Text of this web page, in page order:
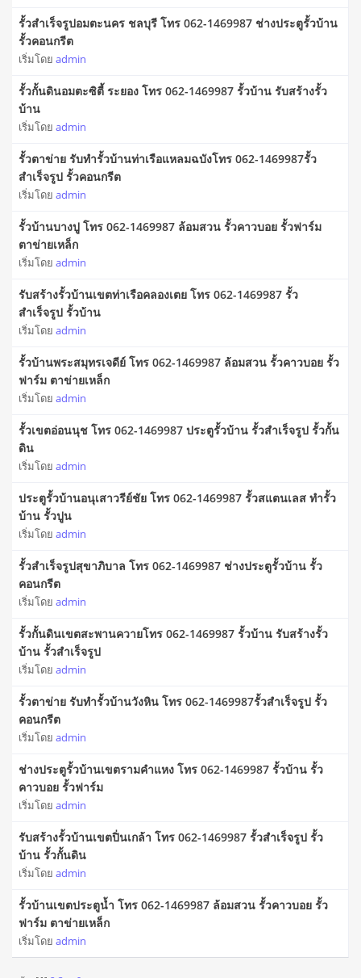
รั้วสําเร็จรูปอมตะนคร ชลบุรี โทร 062-1469987 ช่างประตูรั้วบ้าน
รั้วคอนกรีต
เริ่มโดย admin
รั้วกั้นดินอมตะซิตี้ ระยอง โทร 062-1469987 รั้วบ้าน รับสร้างรั้ว
บ้าน
เริ่มโดย admin
รั้วตาข่าย รับทำรั้วบ้านท่าเรือแหลมฉบังโทร 062-1469987รั้ว
สำเร็จรูป รั้วคอนกรีต
เริ่มโดย admin
รั้วบ้านบางปู โทร 062-1469987 ล้อมสวน รั้วคาวบอย รั้วฟาร์ม
ตาข่ายเหล็ก
เริ่มโดย admin
รับสร้างรั้วบ้านเขตท่าเรือคลองเตย โทร 062-1469987 รั้ว
สำเร็จรูป รั้วบ้าน
เริ่มโดย admin
รั้วบ้านพระสมุทรเจดีย์ โทร 062-1469987 ล้อมสวน รั้วคาวบอย รั้ว
ฟาร์ม ตาข่ายเหล็ก
เริ่มโดย admin
รั้วเขตอ่อนนุช โทร 062-1469987 ประตูรั้วบ้าน รั้วสําเร็จรูป รั้วกั้น
ดิน
เริ่มโดย admin
ประตูรั้วบ้านอนุเสาวรีย์ชัย โทร 062-1469987 รั้วสแตนเลส ทำรั้ว
บ้าน รั้วปูน
เริ่มโดย admin
รั้วสําเร็จรูปสุขาภิบาล โทร 062-1469987 ช่างประตูรั้วบ้าน รั้ว
คอนกรีต
เริ่มโดย admin
รั้วกั้นดินเขตสะพานควายโทร 062-1469987 รั้วบ้าน รับสร้างรั้ว
บ้าน รั้วสําเร็จรูป
เริ่มโดย admin
รั้วตาข่าย รับทำรั้วบ้านวังหิน โทร 062-1469987รั้วสำเร็จรูป รั้ว
คอนกรีต
เริ่มโดย admin
ช่างประตูรั้วบ้านเขตรามคำแหง โทร 062-1469987 รั้วบ้าน รั้ว
คาวบอย รั้วฟาร์ม
เริ่มโดย admin
รับสร้างรั้วบ้านเขตปิ่นเกล้า โทร 062-1469987 รั้วสำเร็จรูป รั้ว
บ้าน รั้วกั้นดิน
เริ่มโดย admin
รั้วบ้านเขตประตูน้ำ โทร 062-1469987 ล้อมสวน รั้วคาวบอย รั้ว
ฟาร์ม ตาข่ายเหล็ก
เริ่มโดย admin